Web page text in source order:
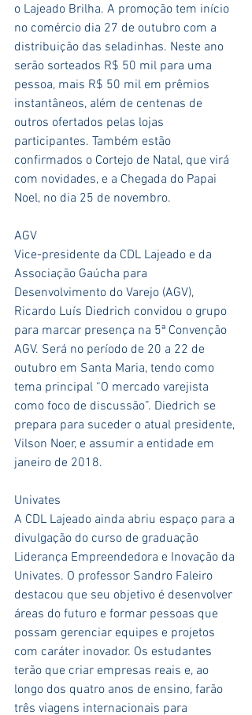
o Lajeado Brilha. A promoção tem início
no comércio dia 27 de outubro com a
distribuição das seladinhas. Neste ano
serão sorteados R$ 50 mil para uma
pessoa, mais R$ 50 mil em prêmios
instantâneos, além de centenas de
outros ofertados pelas lojas
participantes. Também estão
confirmados o Cortejo de Natal, que virá
com novidades, e a Chegada do Papai
Noel, no dia 25 de novembro.
AGV
Vice-presidente da CDL Lajeado e da
Associação Gaúcha para
Desenvolvimento do Varejo (AGV),
Ricardo Luís Diedrich convidou o grupo
para marcar presença na 5ª Convenção
AGV. Será no período de 20 a 22 de
outubro em Santa Maria, tendo como
tema principal “O mercado varejista
como foco de discussão”. Diedrich se
prepara para suceder o atual presidente,
Vilson Noer, e assumir a entidade em
janeiro de 2018.
Univates
A CDL Lajeado ainda abriu espaço para a
divulgação do curso de graduação
Liderança Empreendedora e Inovação da
Univates. O professor Sandro Faleiro
destacou que seu objetivo é desenvolver
áreas do futuro e formar pessoas que
possam gerenciar equipes e projetos
com caráter inovador. Os estudantes
terão que criar empresas reais e, ao
longo dos quatro anos de ensino, farão
três viagens internacionais para